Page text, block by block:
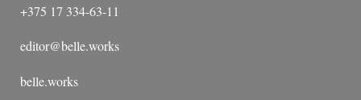
+375 17 334-63-11
editor@belle.works
belle.works